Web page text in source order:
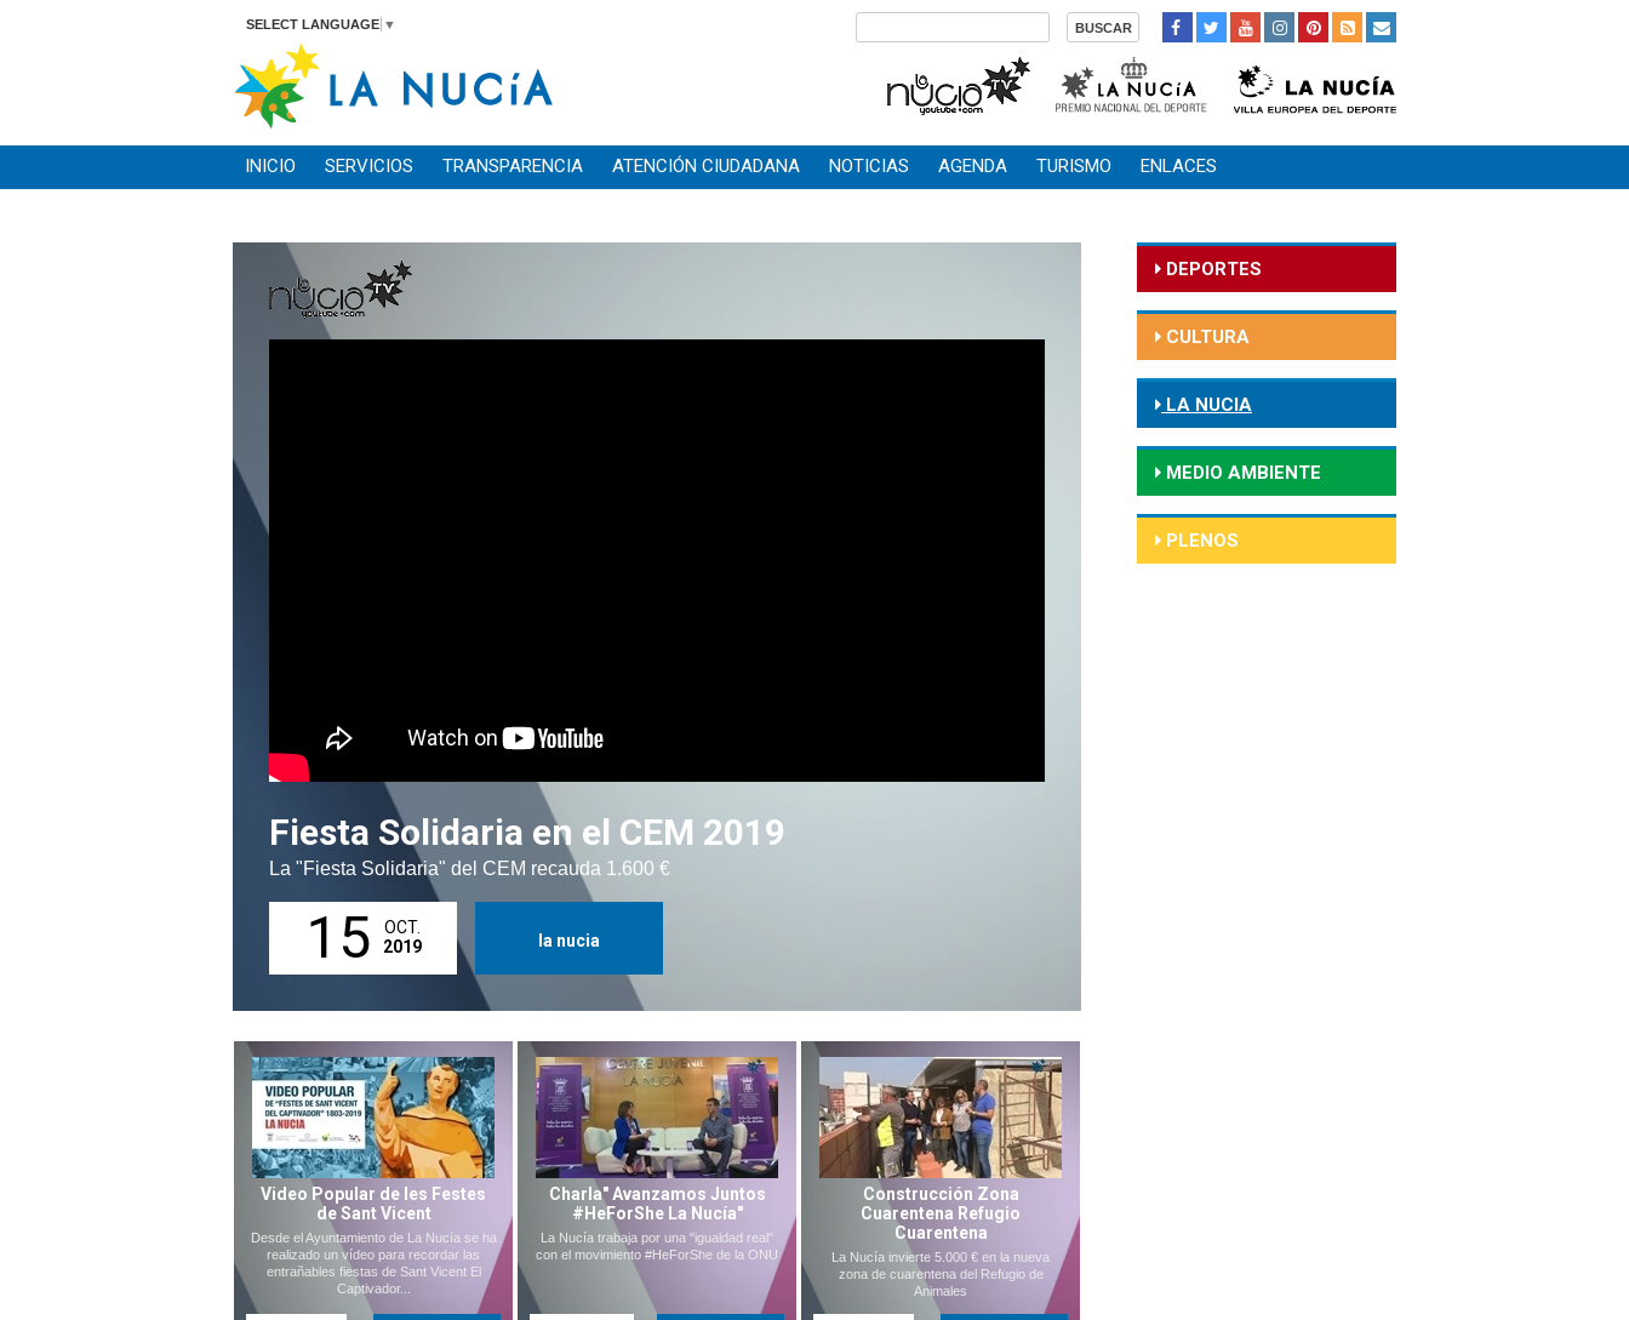
SELECT LANGUAGE ▼
INICIO SERVICIOS TRANSPARENCIA ATENCIÓN CIUDADANA NOTICIAS AGENDA TURISMO ENLACES
Fiesta Solidaria en el CEM 2019
La "Fiesta Solidaria" del CEM recauda 1.600 €
15
OCT.
2019
la nucia
Video Popular de les Festes
de Sant Vicent
Desde el Ayuntamiento de La Nucía se ha
realizado un vídeo para recordar las
entrañables fiestas de Sant Vicent El
Captivador...
Charla" Avanzamos Juntos
#HeForShe La Nucía"
La Nucía trabaja por una "igualdad real"
con el movimiento #HeForShe de la ONU
Construcción Zona
Cuarentena Refugio
Cuarentena
La Nucía invierte 5.000 € en la nueva
zona de cuarentena del Refugio de
Animales
DEPORTES
CULTURA
LA NUCIA
MEDIO AMBIENTE
PLENOS